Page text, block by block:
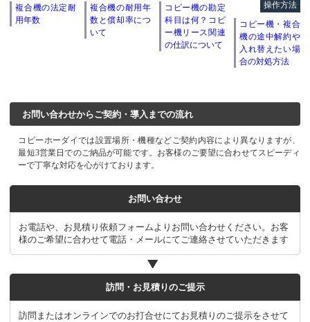
複合機の法定耐
用年数
複合機の耐用年
数と償却率につ
いて
コピー機の勘定
科目は何？コピ
ー機リース関連
の仕訳について
操作方法
コピー機・複合
機の途中解約や
入れ替えたい場
合の対処方法
お問い合わせからご契約・導入までの流れ
コピーホーダイでは設置場所・機種などご契約内容により異なりますが、
最短3営業日でのご納品が可能です。お客様のご要望に合わせてスピーディ
ーで丁寧な対応を心がけております。
お問い合わせ
お電話や、お見積り依頼フォームよりお問い合わせください。お客
様のご希望に合わせて電話・メールにてご連絡させていただきます
訪問・お見積りのご提示
訪問またはオンラインでのお打合せにてお見積りのご提示をさせて